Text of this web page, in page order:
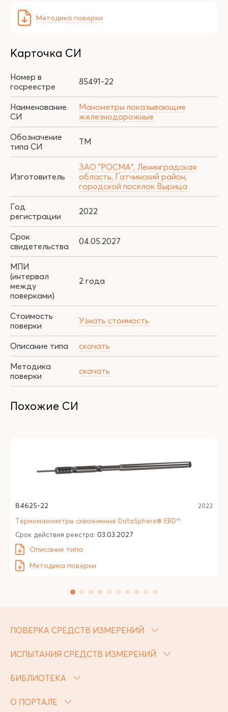
Методика поверки
Карточка СИ
Номер в
госреестре
85491-22
Наименование
СИ
Манометры показывающие
железнодорожные
Обозначение
типа СИ
ТМ
Изготовитель
ЗАО "РОСМА", Ленинградская
область, Гатчинский район,
городской поселок Вырица
Год
регистрации
2022
Срок
свидетельства
04.05.2027
МПИ
(интервал
между
поверками)
2 года
Стоимость
поверки
Узнать стоимость
Описание типа
скачать
Методика
поверки
скачать
Похожие СИ
84625-22 2022
Термоманометры скважинные DataSphere® ERD™
Срок действия реестра: 03.03.2027
Описание типа
Методика поверки
ПОВЕРКА СРЕДСТВ ИЗМЕРЕНИЙ
ИСПЫТАНИЯ СРЕДСТВ ИЗМЕРЕНИЙ
БИБЛИОТЕКА
О ПОРТАЛЕ